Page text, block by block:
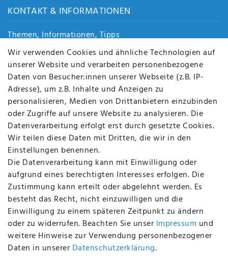
KONTAKT & INFORMATIONEN
Themen, Informationen, Tipps
Jobs
Über uns
Kontakt
Datenschutz
AGB
FAQ
Batterieentsorgung
Altölverordnung
Impressum
BEQUEM UND SICHER BEZAHLEN MIT
BEI UNS SIND SIE SICHER!
Wir verwenden Cookies und ähnliche Technologien auf
unserer Website und verarbeiten personenbezogene
Daten von Besucher:innen unserer Webseite (z.B. IP-
Adresse), um z.B. Inhalte und Anzeigen zu
personalisieren, Medien von Drittanbietern einzubinden
oder Zugriffe auf unsere Website zu analysieren. Die
Datenverarbeitung erfolgt erst durch gesetzte Cookies.
Wir teilen diese Daten mit Dritten, die wir in den
Einstellungen benennen.
Die Datenverarbeitung kann mit Einwilligung oder
aufgrund eines berechtigten Interesses erfolgen. Die
Zustimmung kann erteilt oder abgelehnt werden. Es
besteht das Recht, nicht einzuwilligen und die
Einwilligung zu einem späteren Zeitpunkt zu ändern
oder zu widerrufen. Beachten Sie unser Impressum und
weitere Hinweise zur Verwendung personenbezogener
Daten in unserer Daten­schutz­erklärung.